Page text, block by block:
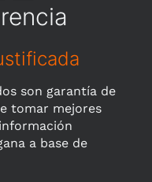
son garantía de
tomar mejores
a base de